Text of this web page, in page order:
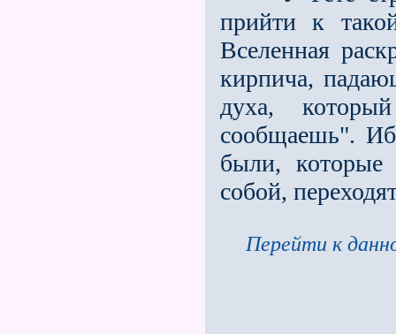
прийти к
Вселенная
кирпича,
духа,
сообщаешь".
были,
собой,
Перейти к